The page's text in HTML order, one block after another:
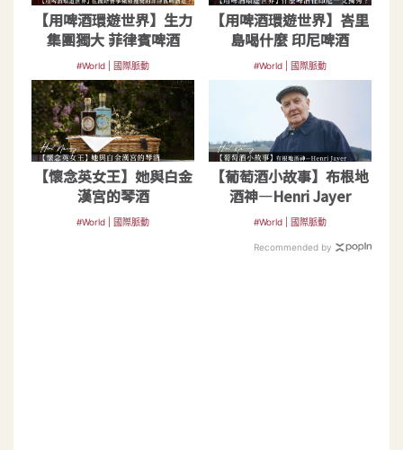
【用啤酒環遊世界】生力
集團獨大 菲律賓啤酒
#World | 國際脈動
【用啤酒環遊世界】峇里
島喝什麼 印尼啤酒
#World | 國際脈動
【懷念英女王】她與白金
漢宮的琴酒
#World | 國際脈動
【葡萄酒小故事】布根地
酒神—Henri Jayer
#World | 國際脈動
Recommended by